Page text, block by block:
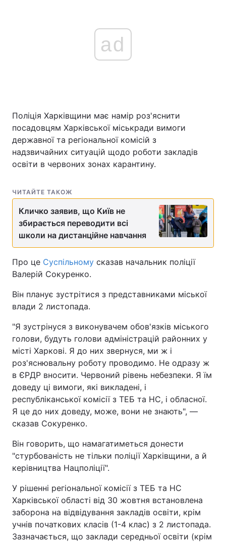
ad
Поліція Харківщини має намір роз'яснити
посадовцям Харківської міськради вимоги
державної та регіональної комісій з
надзвичайних ситуацій щодо роботи закладів
освіти в червоних зонах карантину.
ЧИТАЙТЕ ТАКОЖ
Кличко заявив, що Київ не
збирається переводити всі
школи на дистанційне навчання
Про це Суспільному сказав начальник поліції
Валерій Сокуренко.
Він планує зустрітися з представниками міської
влади 2 листопада.
"Я зустрінуся з виконувачем обов'язків міського
голови, будуть голови адміністрацій районних у
місті Харкові. Я до них звернуся, ми ж і
роз'яснювальну роботу проводимо. Не одразу ж
в ЄРДР вносити. Червоний рівень небезпеки. Я їм
доведу ці вимоги, які викладені, і
республіканської комісії з ТЕБ та НС, і обласної.
Я це до них доведу, може, вони не знають", —
сказав Сокуренко.
Він говорить, що намагатиметься донести
"стурбованість не тільки поліції Харківщини, а й
керівництва Нацполіції".
У рішенні регіональної комісії з ТЕБ та НС
Харківської області від 30 жовтня встановлена
заборона на відвідування закладів освіти, крім
учнів початкових класів (1-4 клас) з 2 листопада.
Зазначається, що заклади середньої освіти (крім